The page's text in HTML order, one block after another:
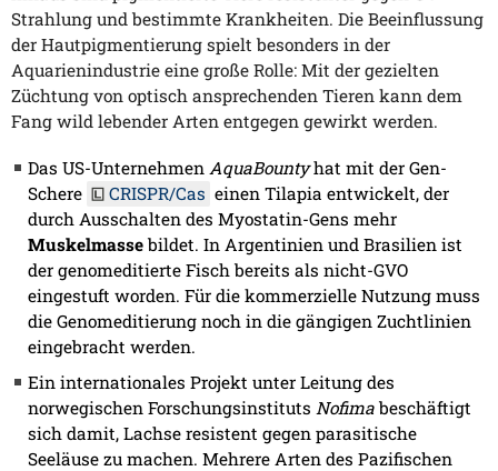
Strahlung und bestimmte Krankheiten. Die Beeinflussung
der Hautpigmentierung spielt besonders in der
Aquarienindustrie eine große Rolle: Mit der gezielten
Züchtung von optisch ansprechenden Tieren kann dem
Fang wild lebender Arten entgegen gewirkt werden.
Das US-Unternehmen AquaBountyhat mit der Gen-
Schere
CRISPR/Cas einen Tilapia entwickelt, der
durch Ausschalten des Myostatin-Gens mehr
Muskelmassebildet. In Argentinien und Brasilien ist
der genomeditierte Fisch bereits als nicht-GVO
eingestuft worden. Für die kommerzielle Nutzung muss
die Genomeditierung noch in die gängigen Zuchtlinien
eingebracht werden.
Ein internationales Projekt unter Leitung des
norwegischen Forschungsinstituts Nofimabeschäftigt
sich damit, Lachse resistent gegen parasitische
Seeläuse zu machen. Mehrere Arten des Pazifischen